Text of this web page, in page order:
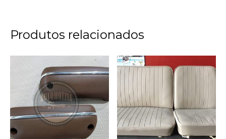
Produtos relacionados